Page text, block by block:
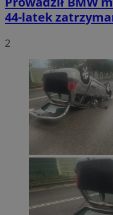
44-latek
2